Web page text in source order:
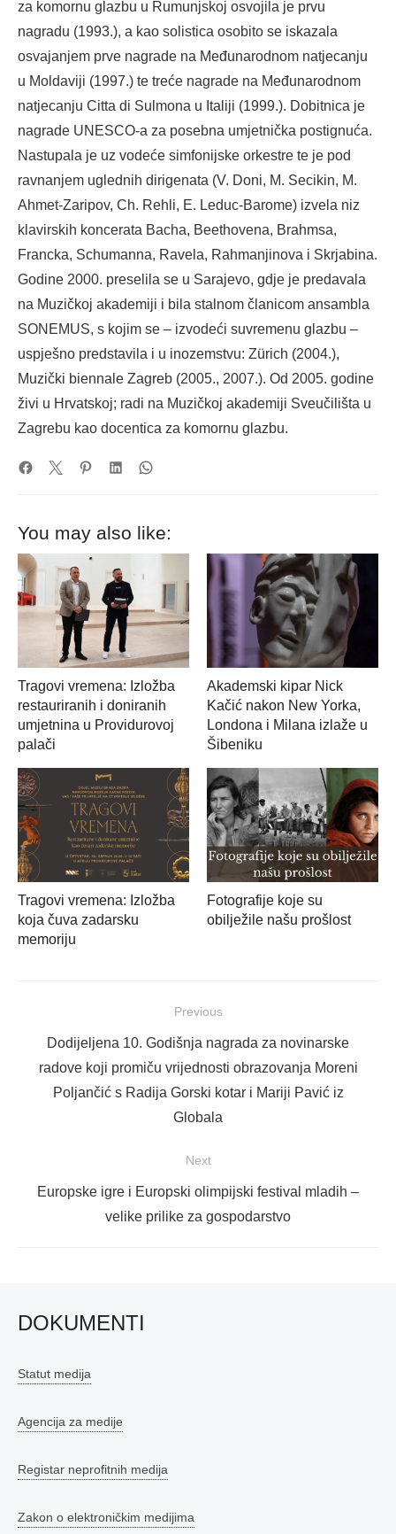
za komornu glazbu u Rumunjskoj osvojila je prvu
nagradu (1993.), a kao solistica osobito se iskazala
osvajanjem prve nagrade na Međunarodnom natjecanju
u Moldaviji (1997.) te treće nagrade na Međunarodnom
natjecanju Citta di Sulmona u Italiji (1999.). Dobitnica je
nagrade UNESCO-a za posebna umjetnička postignuća.
Nastupala je uz vodeće simfonijske orkestre te je pod
ravnanjem uglednih dirigenata (V. Doni, M. Secikin, M.
Ahmet-Zaripov, Ch. Rehli, E. Leduc-Barome) izvela niz
klavirskih koncerata Bacha, Beethovena, Brahmsa,
Francka, Schumanna, Ravela, Rahmanjinova i Skrjabina.
Godine 2000. preselila se u Sarajevo, gdje je predavala
na Muzičkoj akademiji i bila stalnom članicom ansambla
SONEMUS, s kojim se – izvodeći suvremenu glazbu –
uspješno predstavila i u inozemstvu: Zürich (2004.),
Muzički biennale Zagreb (2005., 2007.). Od 2005. godine
živi u Hrvatskoj; radi na Muzičkoj akademiji Sveučilišta u
Zagrebu kao docentica za komornu glazbu.
You may also like:
Tragovi vremena: Izložba
restauriranih i doniranih
umjetnina u Providurovoj
palači
Akademski kipar Nick
Kačić nakon New Yorka,
Londona i Milana izlaže u
Šibeniku
Tragovi vremena: Izložba
koja čuva zadarsku
memoriju
Fotografije koje su
obilježile našu prošlost
objava
Previous
Previous
post:
Dodijeljena 10. Godišnja nagrada za novinarske
radove koji promiču vrijednosti obrazovanja Moreni
Poljančić s Radija Gorski kotar i Mariji Pavić iz
Globala
Next
Next
Europske igre i Europski olimpijski festival mladih –
velike prilike za gospodarstvo
DOKUMENTI
Statut medija
Agencija za medije
Registar neprofitnih medija
Zakon o elektroničkim medijima